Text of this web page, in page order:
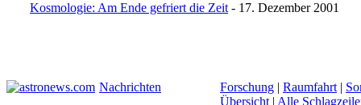
Kosmologie: Am Ende gefriert die Zeit - 17. Dezember 2001
Nachrichten Forschung | Raumfahrt |
Übersicht | Alle